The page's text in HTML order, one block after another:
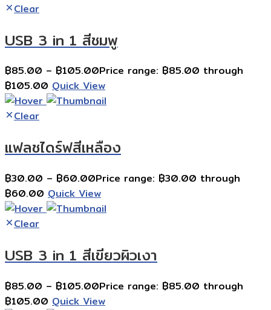
Clear
USB 3 in 1 สีชมพู
฿85.00 – ฿105.00Price range: ฿85.00 through
฿105.00 Quick View
Clear
แฟลชไดร์ฟสีเหลือง
฿30.00 – ฿60.00Price range: ฿30.00 through
฿60.00 Quick View
Clear
USB 3 in 1 สีเขียวผิวเงา
฿85.00 – ฿105.00Price range: ฿85.00 through
฿105.00 Quick View